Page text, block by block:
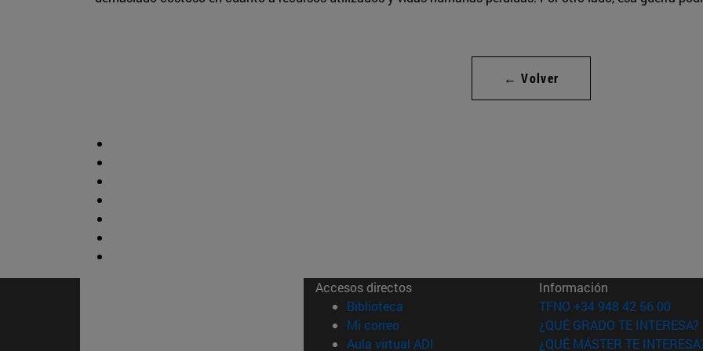
← Volver
Accesos directos
Biblioteca (abre en nueva ventana)
Mi correo(abre en nueva ventana)
Aula virtual ADI (abre en nueva ventana)
Información
TFNO +34 948 42 56 00
¿QUÉ GRADO TE INTERESA?
¿QUÉ MÁSTER TE